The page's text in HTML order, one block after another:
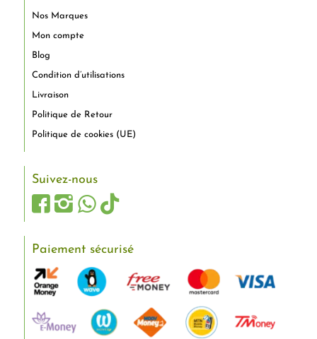
Nos Marques
Mon compte
Blog
Condition d’utilisations
Livraison
Politique de Retour
Politique de cookies (UE)
Suivez-nous
Paiement sécurisé